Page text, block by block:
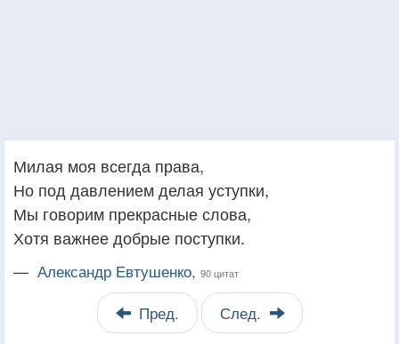
Милая моя всегда права,
Но под давлением делая уступки,
Мы говорим прекрасные слова,
Хотя важнее добрые поступки.
— Александр Евтушенко, 90 цитат
Пред. След.